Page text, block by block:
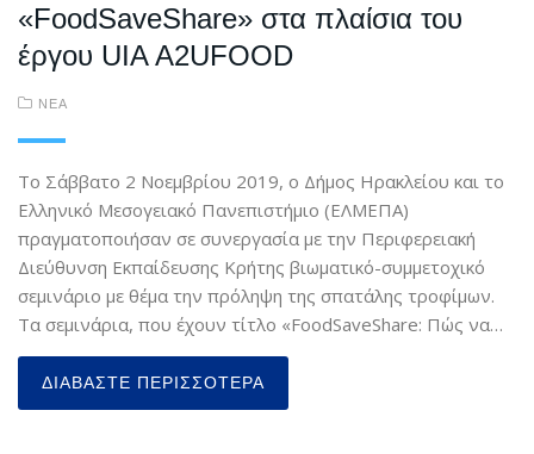
«FoodSaveShare» στα πλαίσια του
έργου UIA A2UFOOD
ΝΕΑ
Το Σάββατο 2 Νοεμβρίου 2019, ο Δήμος Ηρακλείου και το
Ελληνικό Μεσογειακό Πανεπιστήμιο (ΕΛΜΕΠΑ)
πραγματοποιήσαν σε συνεργασία με την Περιφερειακή
Διεύθυνση Εκπαίδευσης Κρήτης βιωματικό-συμμετοχικό
σεμινάριο με θέμα την πρόληψη της σπατάλης τροφίμων.
Τα σεμινάρια, που έχουν τίτλο «FoodSaveShare: Πώς να…
ΔΙΑΒΆΣΤΕ ΠΕΡΙΣΣΌΤΕΡΑ